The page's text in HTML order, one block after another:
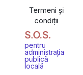
Termeni și
condiții
S.O.S.
pentru
administrația
publică
locală